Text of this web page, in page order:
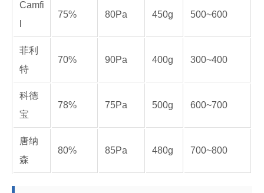
Camfi
75% 80Pa 450g 500~600
菲利
特
70% 90Pa 400g 300~400
科德
宝
78% 75Pa 500g 600~700
唐纳
森
80% 85Pa 480g 700~800